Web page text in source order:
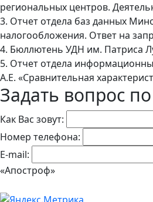
региональных центров.
3. Отчет отдела баз данных
налогообложения. Ответ на
4. Бюллютень УДН им. Патриса
5. Отчет отдела
А.Е. «Сравнительная
Задать вопрос
Как Вас зовут:
Номер телефона:
E-mail:
«Апостроф»